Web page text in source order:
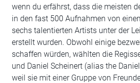
wenn du erfährst, dass die meisten
in den fast 500 Aufnahmen von
sechs talentierten Artists unter der
erstellt wurden. Obwohl einige
schaffen würden, wählten die
und Daniel Scheinert (alias the
weil sie mit einer Gruppe von